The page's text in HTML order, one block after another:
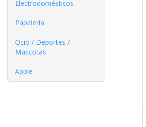
Electrodomésticos
Papelería
Ocio / Deportes /
Mascotas
Apple